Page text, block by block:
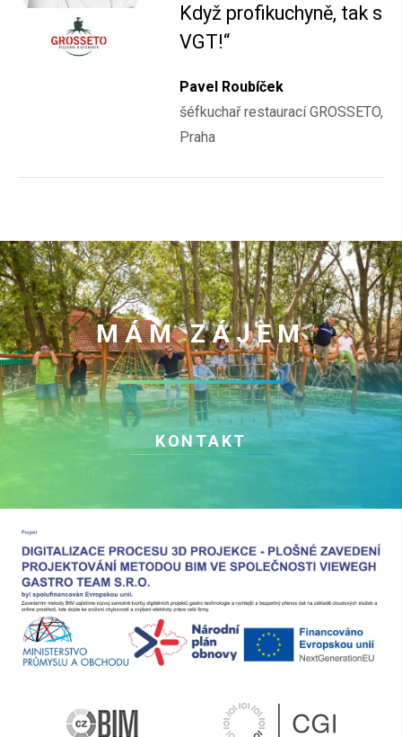
Když profikuchyně, tak s
VGT!“
Pavel Roubíček
šéfkuchař restaurací GROSSETO,
Praha
MÁM ZÁJEM
KONTAKT